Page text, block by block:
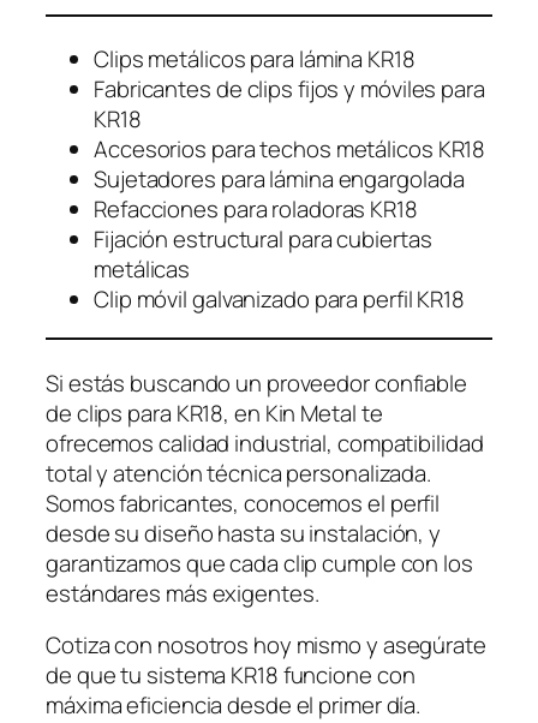
Clips metálicos para lámina KR18
Fabricantes de clips fijos y móviles para
KR18
Accesorios para techos metálicos KR18
Sujetadores para lámina engargolada
Refacciones para roladoras KR18
Fijación estructural para cubiertas
metálicas
Clip móvil galvanizado para perfil KR18
Si estás buscando un proveedor confiable
de clips para KR18, en Kin Metal te
ofrecemos calidad industrial, compatibilidad
total y atención técnica personalizada.
Somos fabricantes, conocemos el perfil
desde su diseño hasta su instalación, y
garantizamos que cada clip cumple con los
estándares más exigentes.
Cotiza con nosotros hoy mismo y asegúrate
de que tu sistema KR18 funcione con
máxima eficiencia desde el primer día.